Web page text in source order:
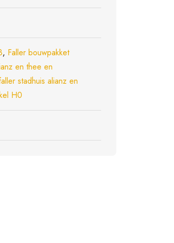
, Faller bouwpakket
en thee en
stadhuis alianz en
H0